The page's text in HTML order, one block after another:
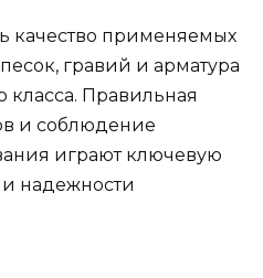
качество применяемых
гравий и арматура
Правильная
и соблюдение
играют ключевую
надежности